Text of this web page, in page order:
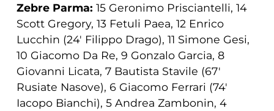
Zebre Parma: 15 Geronimo Prisciantelli, 14
Scott Gregory, 13 Fetuli Paea, 12 Enrico
Lucchin (24′ Filippo Drago), 11 Simone Gesi,
10 Giacomo Da Re, 9 Gonzalo Garcia, 8
Giovanni Licata, 7 Bautista Stavile (67′
Rusiate Nasove), 6 Giacomo Ferrari (74′
Iacopo Bianchi), 5 Andrea Zambonin, 4